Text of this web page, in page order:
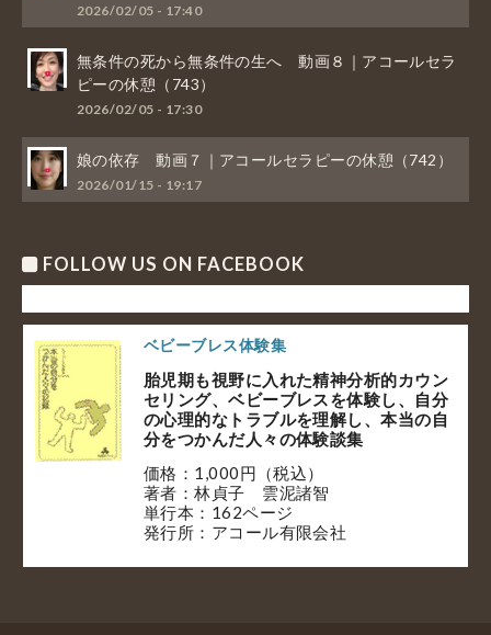
2026/02/05 - 17:40
無条件の死から無条件の生へ 動画８｜アコールセラ
ピーの休憩（743）
2026/02/05 - 17:30
娘の依存 動画７｜アコールセラピーの休憩（742）
2026/01/15 - 19:17
FOLLOW US ON FACEBOOK
ベビーブレス体験集
胎児期も視野に入れた精神分析的カウン
セリング、ベビーブレスを体験し、自分
の心理的なトラブルを理解し、本当の自
分をつかんだ人々の体験談集
価格：1,000円（税込）
著者：林貞子 雲泥諸智
単行本：162ページ
発行所：アコール有限会社